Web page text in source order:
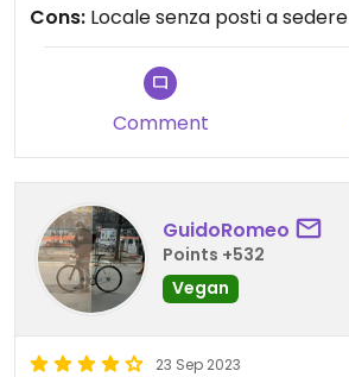
Cons: Locale senza posti a sedere
Comment
GuidoRomeo
Points +532
Vegan
23 Sep 2023